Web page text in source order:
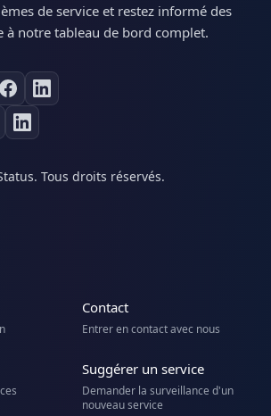
de service et restez informé des
à notre tableau de bord complet.
Tous droits réservés.
Contact
Entrer en contact avec nous
Suggérer un service
Demander la surveillance d'un
nouveau service